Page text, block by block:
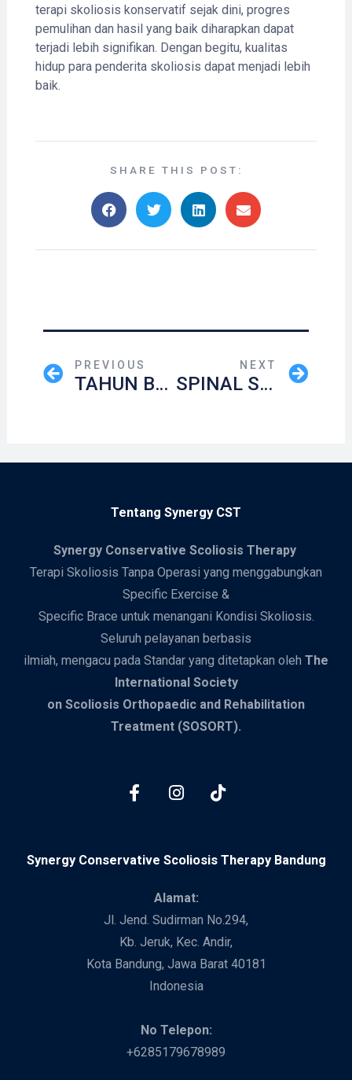
terapi skoliosis konservatif sejak dini, progres
pemulihan dan hasil yang baik diharapkan dapat
terjadi lebih signifikan. Dengan begitu, kualitas
hidup para penderita skoliosis dapat menjadi lebih
baik.
SHARE THIS POST:
PREVIOUS
TAHUN BARU, KEBIASAAN BARU: MEMPERTAHANKAN KESADARAN BERPOSTUR UNTUK MENCEGAH PERTAMBAHAN KELENGKUNGAN TULANG BELAKANG PADA PENDERITA SKOLIOSIS
NEXT
SPINAL STENOSIS: KOMPLIKASI SKOLIOSIS YANG HARUS ANDA WASPADAI
Tentang Synergy CST
Synergy Conservative Scoliosis Therapy
Terapi Skoliosis Tanpa Operasi yang menggabungkan
Specific Exercise &
Specific Brace untuk menangani Kondisi Skoliosis.
Seluruh pelayanan berbasis
ilmiah, mengacu pada Standar yang ditetapkan oleh The
International Society
on Scoliosis Orthopaedic and Rehabilitation
Treatment (SOSORT).
Synergy Conservative Scoliosis Therapy Bandung
Alamat:
Jl. Jend. Sudirman No.294,
Kb. Jeruk, Kec. Andir,
Kota Bandung, Jawa Barat 40181
Indonesia
No Telepon:
+6285179678989